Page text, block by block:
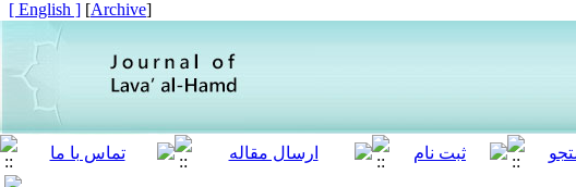
[
Archive
]
[ English ]